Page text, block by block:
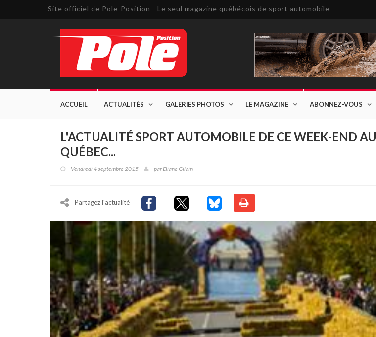
Site officiel de Pole-Position - Le seul magazine québécois de sport automobile
ACCUEIL ACTUALITÉS GALERIES PHOTOS LE MAGAZINE ABONNEZ-VOUS
L'ACTUALITÉ SPORT AUTOMOBILE DE CE WEEK-END AU
QUÉBEC...
Vendredi 4 septembre 2015 parEliane Gilain
Partagez l'actualité